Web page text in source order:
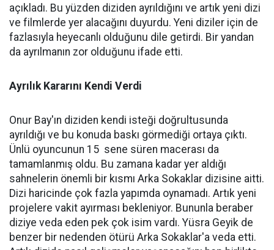
açıkladı. Bu yüzden diziden ayrıldığını ve artık yeni dizi
ve filmlerde yer alacağını duyurdu. Yeni diziler için de
fazlasıyla heyecanlı olduğunu dile getirdi. Bir yandan
da ayrılmanın zor olduğunu ifade etti.
Ayrılık Kararını Kendi Verdi
Onur Bay'ın diziden kendi isteği doğrultusunda
ayrıldığı ve bu konuda baskı görmediği ortaya çıktı.
Ünlü oyuncunun 15 sene süren macerası da
tamamlanmış oldu. Bu zamana kadar yer aldığı
sahnelerin önemli bir kısmı Arka Sokaklar dizisine aitti.
Dizi haricinde çok fazla yapımda oynamadı. Artık yeni
projelere vakit ayırması bekleniyor. Bununla beraber
diziye veda eden pek çok isim vardı. Yüsra Geyik de
benzer bir nedenden ötürü Arka Sokaklar'a veda etti.